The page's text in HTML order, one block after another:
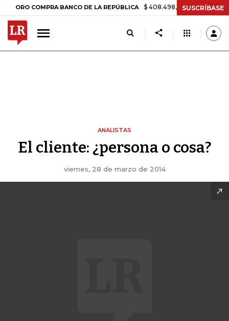
COMPRA BANCO DE LA REPÚBLICA $ 408.498,97 +$ 8.753,81 +2,19%
SUSCRÍBASE
ANALISTAS
El cliente: ¿persona o cosa?
viernes, 28 de marzo de 2014